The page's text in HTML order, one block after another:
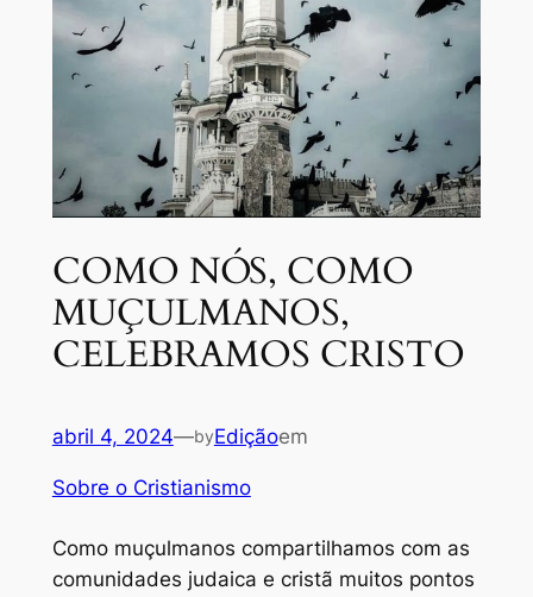
COMO NÓS, COMO
MUÇULMANOS,
CELEBRAMOS CRISTO
abril 4, 2024—byEdiçãoem
Sobre o Cristianismo
Como muçulmanos compartilhamos com as
comunidades judaica e cristã muitos pontos